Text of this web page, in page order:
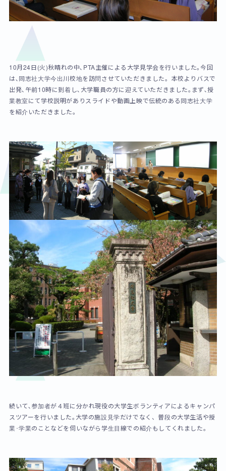
10月24日(火)秋晴れの中､PTA主催による大学見学会を行いました｡今回
は､同志社大学今出川校地を訪問させていただきました。本校よりバスで
出発､午前10時に到着し､大学職員の方に迎えていただきました｡まず､授
業教室にて学校説明がありスライドや動画上映で伝統のある同志社大学
を紹介いただきました。
続いて､参加者が４班に分かれ現役の大学生ボランティアによるキャンパ
スツアーを行いました｡大学の施設見学だけでなく、普段の大学生活や授
業･学業のことなどを伺いながら学生目線での紹介もしてくれました。